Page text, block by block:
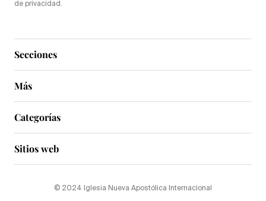
Secciones
Más
de privacidad.
Categorías
Sitios web
© 2024 Iglesia Nueva Apostólica Internacional